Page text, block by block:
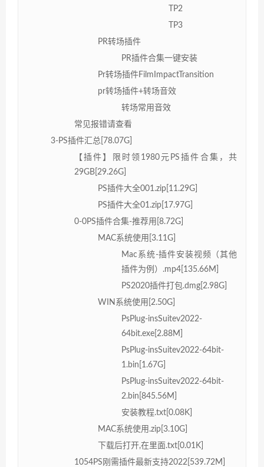
TP2
TP3
PR转场插件
PR插件合集一键安装
Pr转场插件FilmImpactTransition
pr转场插件+转场音效
转场常用音效
常见报错请查看
3-PS插件汇总[78.07G]
【插件】限时领1980元PS插件合集，共
29GB[29.26G]
PS插件大全001.zip[11.29G]
PS插件大全01.zip[17.97G]
0-0PS插件合集-推荐用[8.72G]
MAC系统使用[3.11G]
Mac系统-插件安装视频（其他
插件为例）.mp4[135.66M]
PS2020插件打包.dmg[2.98G]
WIN系统使用[2.50G]
PsPlug-insSuitev2022-
64bit.exe[2.88M]
PsPlug-insSuitev2022-64bit-
1.bin[1.67G]
PsPlug-insSuitev2022-64bit-
2.bin[845.56M]
安装教程.txt[0.08K]
MAC系统使用.zip[3.10G]
下载后打开,在里面.txt[0.01K]
1054PS刚需插件最新支持2022[539.72M]